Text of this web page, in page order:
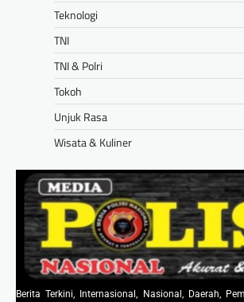
Teknologi
TNI
TNI & Polri
Tokoh
Unjuk Rasa
Wisata & Kuliner
Berita Terkini, Internasional, Nasional, Daerah,